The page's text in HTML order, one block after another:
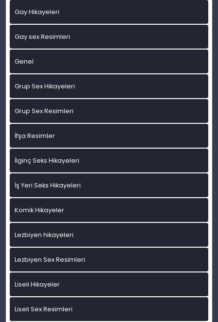
Gay Hikayeleri
Gay sex Resimleri
Genel
Grup Sex Hikayeleri
Grup Sex Resimleri
İfşa Resimler
İlginç Seks Hikayeleri
İş Yeri Seks Hikayeleri
Komik Hikayeler
Lezbiyen hikayeleri
Lezbiyen Sex Resimleri
Liseli Hikayeler
Liseli Sex Resimleri